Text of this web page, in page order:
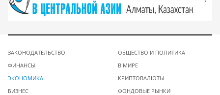
ЗАКОНОДАТЕЛЬСТВО
ФИНАНСЫ
ЭКОНОМИКА
БИЗНЕС
ОБЩЕСТВО И ПОЛИТИКА
В МИРЕ
КРИПТОВАЛЮТЫ
ФОНДОВЫЕ РЫНКИ